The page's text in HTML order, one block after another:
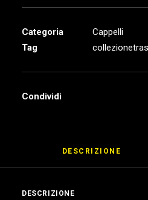
Categoria
Cappelli
Tag
Condividi
DESCRIZIONE
DESCRIZIONE